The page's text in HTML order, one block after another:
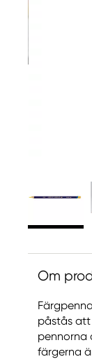
Om
påstås att
pennorna
färgerna